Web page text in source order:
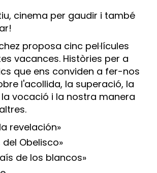
cinema per gaudir i també
proposa cinc pel·lícules
vacances. Històries per a
que ens conviden a fer-nos
l'acollida, la superació, la
vocació i la nostra manera
revelación»
del Obelisco»
de los blancos»